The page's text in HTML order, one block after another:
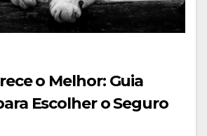
o Melhor: Guia
Escolher o Seguro